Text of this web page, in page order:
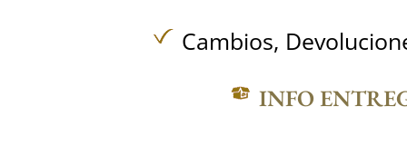
Cambios,
INFO